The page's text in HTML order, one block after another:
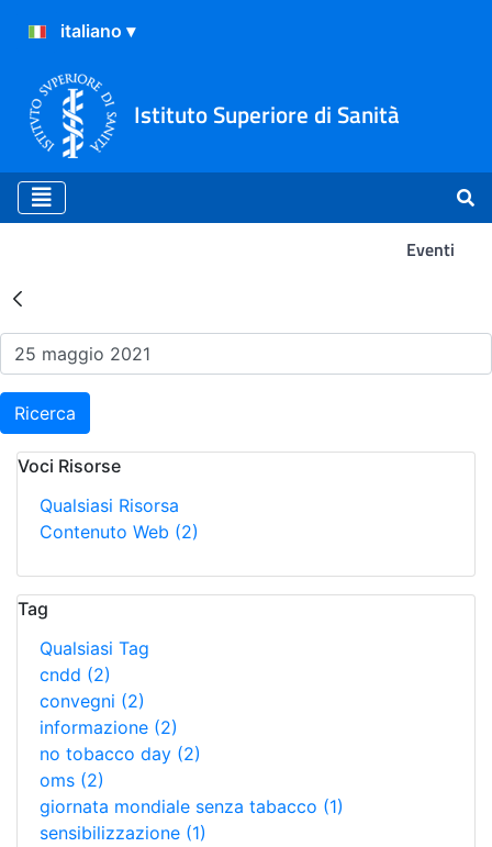
Istituto Superiore di Sanità
Eventi
Risultati della Ricerca -
Ricerca
Voci Risorse
Qualsiasi Risorsa
Contenuto Web (2)
Tag
Qualsiasi Tag
cndd (2)
convegni (2)
informazione (2)
no tobacco day (2)
oms (2)
giornata mondiale senza tabacco (1)
sensibilizzazione (1)